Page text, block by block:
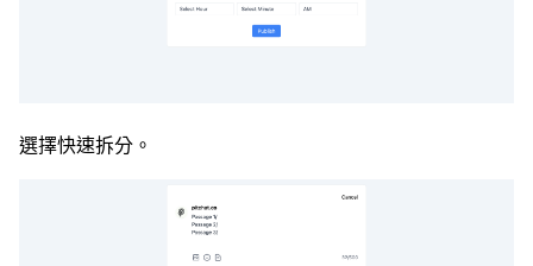
選擇快速拆分。